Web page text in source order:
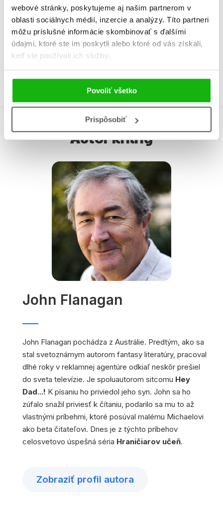
webové stránky, poskytujeme aj našim partnerom v
oblasti sociálnych médií, inzercie a analýzy. Títo partneri
môžu príslušné informácie skombinovať s ďalšími
údajmi, ktoré ste im poskytli alebo ktoré od vás získali,
keď ste používali ich služby.
Povoliť všetko
Prispôsobiť
Vek od
Typ kniha
Väzba
Autor knihy
John Flanagan
John Flanagan pochádza z Austrálie. Predtým, ako sa
stal svetoznámym autorom fantasy literatúry, pracoval
dlhé roky v reklamnej agentúre odkiaľ neskôr prešiel
do sveta televízie. Je spoluautorom sitcomu Hey
Dad...! K písaniu ho priviedol jeho syn. John sa ho
zúfalo snažil priviesť k čítaniu, podarilo sa mu to až
vlastnými príbehmi, ktoré posúval malému Michaelovi
ako beta čitateľovi. Dnes je z týchto príbehov
celosvetovo úspešná séria Hraničiarov učeň.
Zobraziť profil autora